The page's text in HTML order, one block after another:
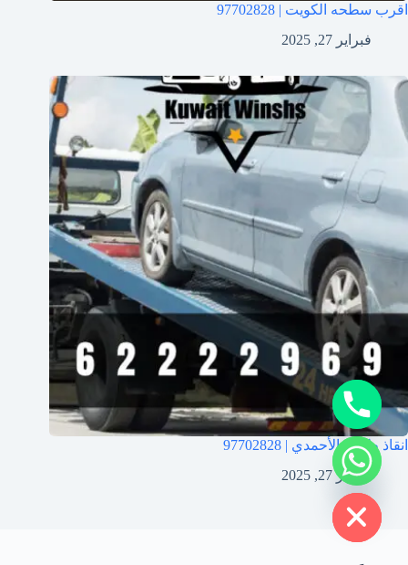
اقرب سطحه الكويت | 97702828
فبراير 27, 2025
انقاذ طريق الأحمدي | 97702828
فبراير 27, 2025
H
i
d
e
c
a
y